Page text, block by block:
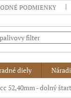
PODMIENKY
diely
52,40mm - dolný